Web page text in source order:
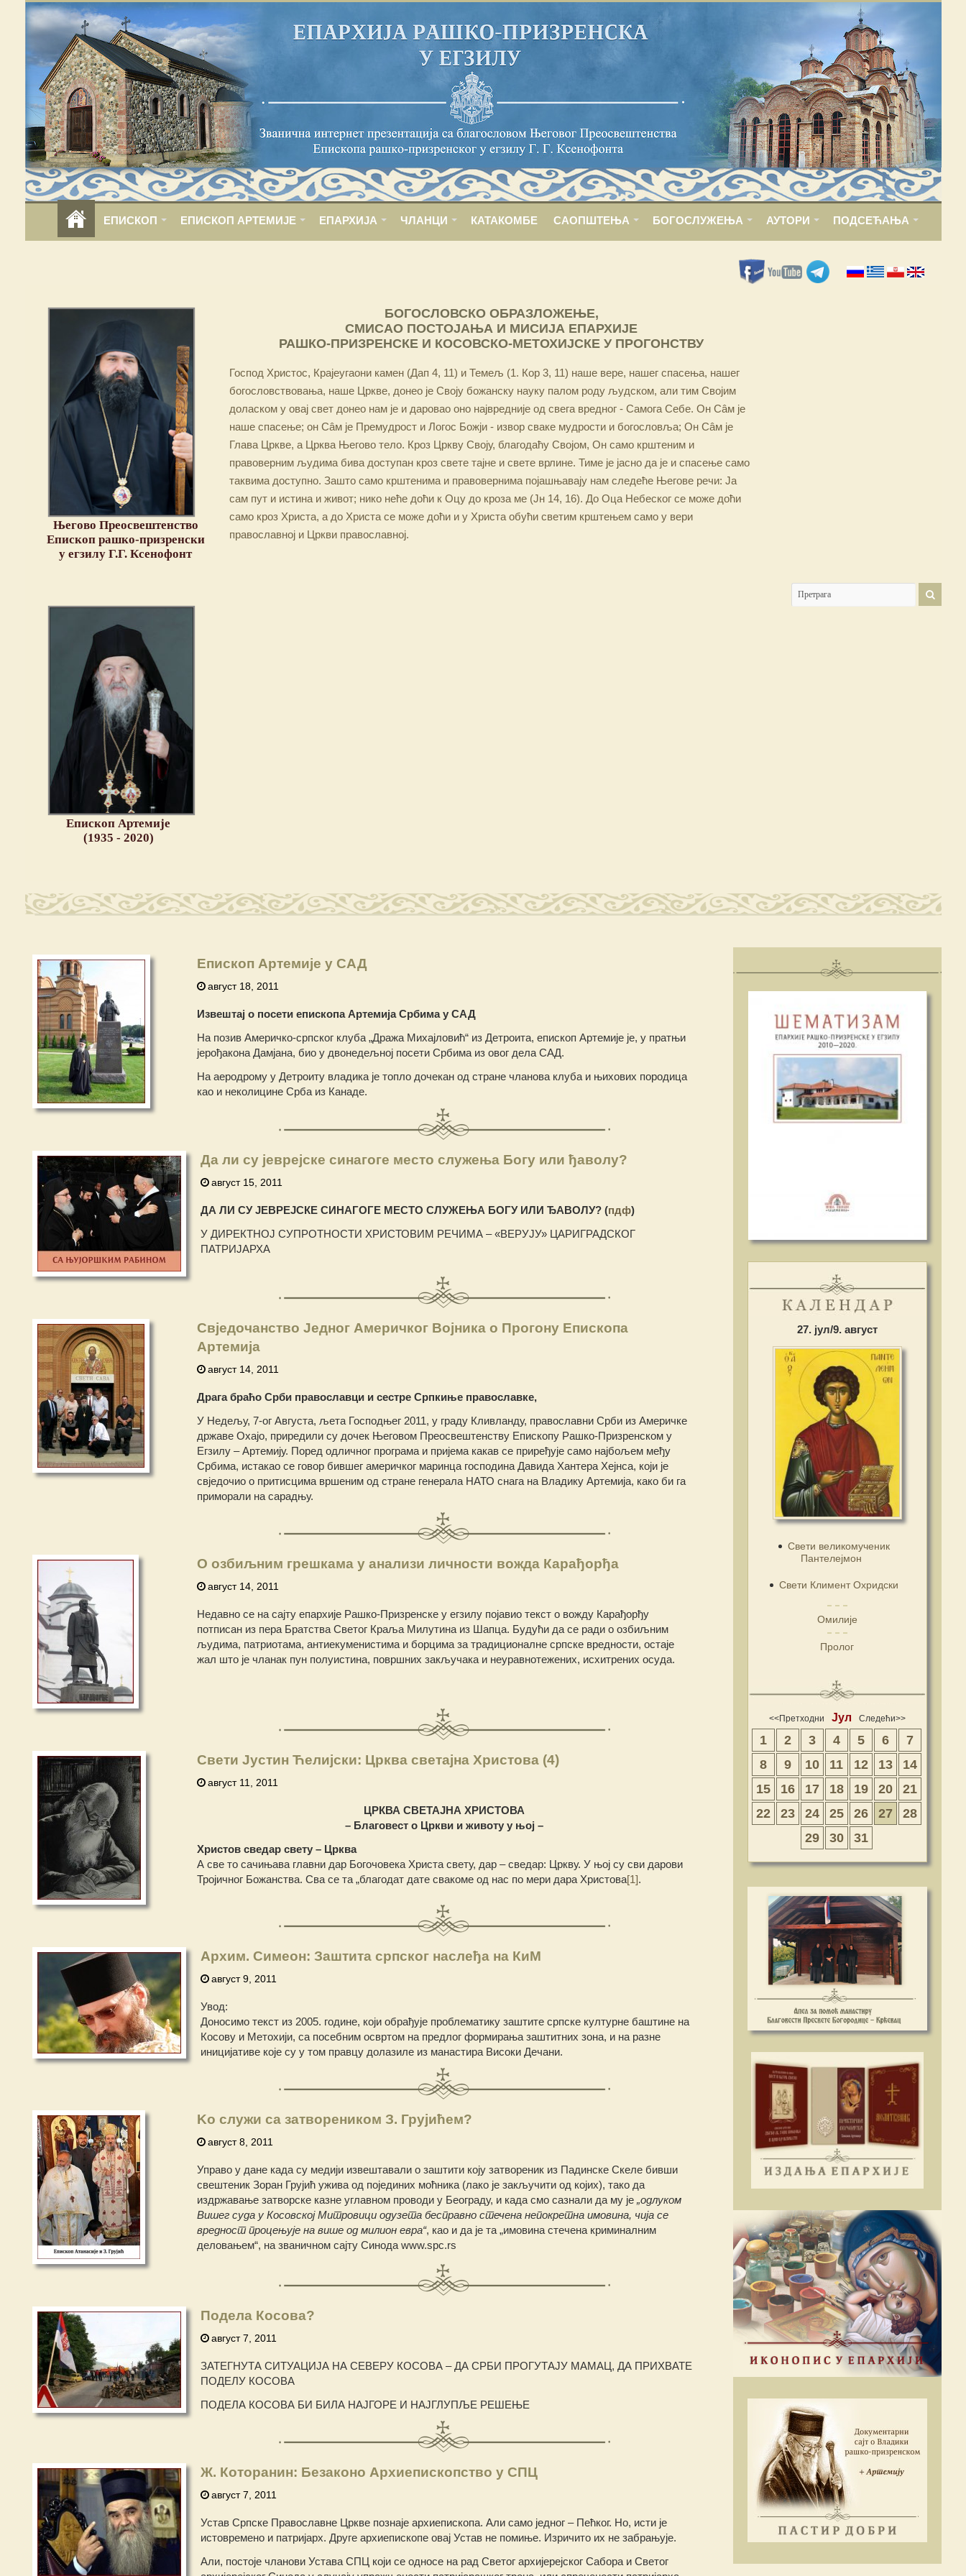
ЕПИСКОП ЕПИСКОП АРТЕМИЈЕ ЕПАРХИЈА ЧЛАНЦИ КАТАКОМБЕ САОПШТЕЊА БОГОСЛУЖЕЊА АУТОРИ ПОДСЕЋАЊА
Његово Преосвештенство
Епископ рашко-призренски
у егзилу Г.Г. Ксенофонт
БОГОСЛОВСКО ОБРАЗЛОЖЕЊЕ,
СМИСАО ПОСТОЈАЊА И МИСИЈА ЕПАРХИЈЕ
РАШКО-ПРИЗРЕНСКЕ И КОСОВСКО-МЕТОХИЈСКЕ У ПРОГОНСТВУ
Господ Христос, Крајеугаони камен (Дап 4, 11) и Темељ (1. Кор 3, 11) наше вере, нашег спасења, нашег
богословствовања, наше Цркве, донео је Своју божанску науку палом роду људском, али тим Својим
доласком у овај свет донео нам је и даровао оно највредније од свега вредног - Самога Себе. Он Сâм је
наше спасење; он Сâм је Премудрост и Логос Божји - извор сваке мудрости и богословља; Он Сâм је
Глава Цркве, а Црква Његово тело. Кроз Цркву Своју, благодаћу Својом, Он само крштеним и
правоверним људима бива доступан кроз свете тајне и свете врлине. Тиме је јасно да је и спасење само
таквима доступно. Зашто само крштенима и правовернима појашњавају нам следеће Његове речи: Ја
сам пут и истина и живот; нико неће доћи к Оцу до кроза ме (Јн 14, 16). До Оца Небеског се може доћи
само кроз Христа, а до Христа се може доћи и у Христа обући светим крштењем само у вери
православној и Цркви православној.
Епископ Артемије
(1935 - 2020)
Eпископ Артемије у САД
август 18, 2011
Извештај о посети епископа Артемија Србима у САД
На позив Америчко-српског клуба „Дража Михајловић“ из Детроита, епископ Артемије је, у пратњи
јерођакона Дамјана, био у двонедељној посети Србима из овог дела САД.
На аеродрому у Детроиту владика је топло дочекан од стране чланова клуба и њихових породица
као и неколицине Срба из Канаде.
Да ли су јеврејске синагоге место служења Богу или ђаволу?
август 15, 2011
ДА ЛИ СУ ЈЕВРЕЈСКЕ СИНАГОГЕ МЕСТО СЛУЖЕЊА БОГУ ИЛИ ЂАВОЛУ? (пдф)
У ДИРЕКТНОЈ СУПРОТНОСТИ ХРИСТОВИМ РЕЧИМА – «ВЕРУЈУ» ЦАРИГРАДСКОГ
ПАТРИЈАРХА
Свједочанство Једног Америчког Војника о Прогону Епископа
Артемија
август 14, 2011
Драга браћо Срби православци и сестре Српкиње православке,
У Недељу, 7-ог Августа, љета Господњег 2011, у граду Кливланду, православни Срби из Америчке
државе Охајо, приредили су дочек Његовом Преосвештенству Епископу Рашко-Призренском у
Егзилу – Артемију. Поред одличног програма и пријема какав се приређује само најбољем међу
Србима, истакао се говор бившег америчког маринца господина Давида Хантера Хејнса, који је
свједочио о притисцима вршеним од стране генерала НАТО снага на Владику Артемија, како би га
приморали на сарадњу.
О озбиљним грешкама у анализи личности вожда Карађорђа
август 14, 2011
Недавно се на сајту епархије Рашко-Призренске у егзилу појавио текст о вожду Карађорђу
потписан из пера Братства Светог Краља Милутина из Шапца. Будући да се ради о озбиљним
људима, патриотама, антиекуменистима и борцима за традиционалне српске вредности, остаје
жал што је чланак пун полуистина, површних закључака и неуравнотежених, исхитрених осуда.
Свети Јустин Ћелијски: Црква светајна Христова (4)
август 11, 2011
ЦРКВА СВЕТАЈНА ХРИСТОВА
– Благовест о Цркви и животу у њој –
Христов сведар свету – Црква
А све то сачињава главни дар Богочовека Христа свету, дар – сведар: Цркву. У њој су сви дарови
Тројичног Божанства. Сва се та „благодат дате свакоме од нас по мери дара Христова[1].
Архим. Симеон: Заштита српског наслеђа на КиМ
август 9, 2011
Увод:
Доносимо текст из 2005. године, који обрађује проблематику заштите српске културне баштине на
Косову и Метохији, са посебним освртом на предлог формирања заштитних зона, и на разне
иницијативе које су у том правцу долазиле из манастира Високи Дечани.
Kо служи са затвореником З. Грујићем?
август 8, 2011
Управо у дане када су медији извештавали о заштити коју затвореник из Падинске Скеле бивши
свештеник Зоран Грујић ужива од појединих моћника (лако је закључити од којих), тако да
издржавање затворске казне углавном проводи у Београду, и када смо сазнали да му је „одлуком
Вишег суда у Косовској Митровици одузета бесправно стечена непокретна имовина, чија се
вредност процењује на више од милион евра“, као и да је та „имовина стечена криминалним
деловањем“, на званичном сајту Синода www.spc.rs
Подела Косова?
август 7, 2011
ЗАТЕГНУТА СИТУАЦИЈА НА СЕВЕРУ КОСОВА – ДА СРБИ ПРОГУТАЈУ МАМАЦ, ДА ПРИХВАТЕ
ПОДЕЛУ КОСОВА
ПОДЕЛА КОСОВА БИ БИЛА НАЈГОРЕ И НАЈГЛУПЉЕ РЕШЕЊЕ
Ж. Которанин: Безаконо Архиепископство у СПЦ
август 7, 2011
Устав Српске Православне Цркве познаје архиепископа. Али само једног – Пећког. Но, исти је
истовремено и патријарх. Друге архиепископе овај Устав не помиње. Изричито их не забрањује.
Али, постоје чланови Устава СПЦ који се односе на рад Светог архијерејског Сабора и Светог
27. јул/9. август
Свети великомученик
Пантелејмон
Свети Климент Охридски
Омилије
Пролог
<<Претходни Јул Следећи>>
1 2 3 4 5 6
7
8
9 10 11 12 13
14
15
16 17 18 19 20
21
22
23 24 25 26 27
28
29
30 31